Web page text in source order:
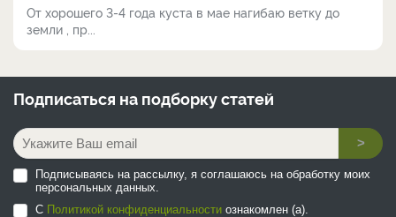
От хорошего 3-4 года куста в мае нагибаю ветку до
земли , пр...
Подписаться на подборку статей
>
Подписываясь на рассылку, я соглашаюсь на обработку моих
персональных данных.
С Политикой конфиденциальности ознакомлен (а).